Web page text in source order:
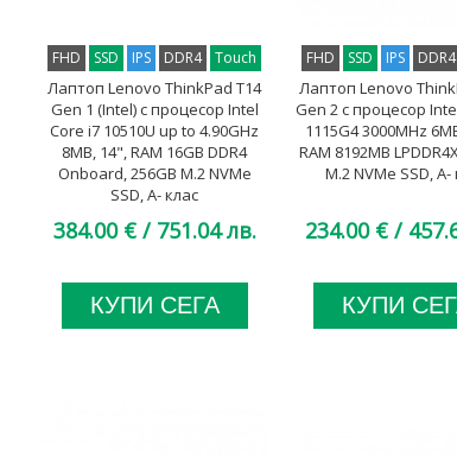
FHD SSD IPS DDR4 Touch
Лаптоп Lenovo ThinkPad T14
Gen 1 (Intel) с процесор Intel
Core i7 10510U up to 4.90GHz
8MB, 14", RAM 16GB DDR4
Onboard, 256GB M.2 NVMe
SSD, A- клас
384.00 € / 751.04 лв.
КУПИ СЕГА
FHD SSD IPS DDR4
Лаптоп Lenovo
Gen 2 с процесор
1115G4 3000MHz
RAM 8192MB
M.2 NVMe SSD, A-
234.00 € /
КУПИ